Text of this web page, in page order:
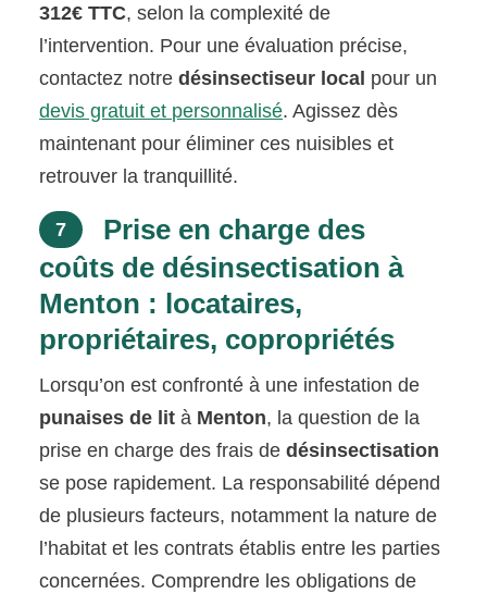
312€ TTC, selon la complexité de
l’intervention. Pour une évaluation précise,
contactez notredésinsectiseur local pour un
devis gratuit et personnalisé. Agissez dès
maintenant pour éliminer ces nuisibles et
retrouver la tranquillité.
7
Prise en charge des
coûts de désinsectisation à
Menton : locataires,
propriétaires, copropriétés
Lorsqu’on est confronté à une infestation de
punaises de lit à Menton, la question de la
prise en charge des frais dedésinsectisation
se pose rapidement. La responsabilité dépend
de plusieurs facteurs, notamment la nature de
l’habitat et les contrats établis entre les parties
concernées. Comprendre les obligations de